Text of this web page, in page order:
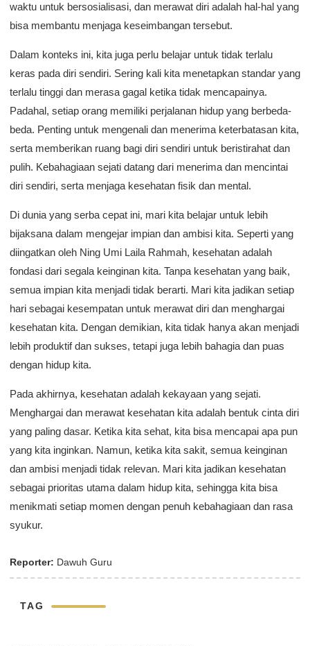
waktu untuk bersosialisasi, dan merawat diri adalah hal-hal yang
bisa membantu menjaga keseimbangan tersebut.
Dalam konteks ini, kita juga perlu belajar untuk tidak terlalu
keras pada diri sendiri. Sering kali kita menetapkan standar yang
terlalu tinggi dan merasa gagal ketika tidak mencapainya.
Padahal, setiap orang memiliki perjalanan hidup yang berbeda-
beda. Penting untuk mengenali dan menerima keterbatasan kita,
serta memberikan ruang bagi diri sendiri untuk beristirahat dan
pulih. Kebahagiaan sejati datang dari menerima dan mencintai
diri sendiri, serta menjaga kesehatan fisik dan mental.
Di dunia yang serba cepat ini, mari kita belajar untuk lebih
bijaksana dalam mengejar impian dan ambisi kita. Seperti yang
diingatkan oleh Ning Umi Laila Rahmah, kesehatan adalah
fondasi dari segala keinginan kita. Tanpa kesehatan yang baik,
semua impian kita menjadi tidak berarti. Mari kita jadikan setiap
hari sebagai kesempatan untuk merawat diri dan menghargai
kesehatan kita. Dengan demikian, kita tidak hanya akan menjadi
lebih produktif dan sukses, tetapi juga lebih bahagia dan puas
dengan hidup kita.
Pada akhirnya, kesehatan adalah kekayaan yang sejati.
Menghargai dan merawat kesehatan kita adalah bentuk cinta diri
yang paling dasar. Ketika kita sehat, kita bisa mencapai apa pun
yang kita inginkan. Namun, ketika kita sakit, semua keinginan
dan ambisi menjadi tidak relevan. Mari kita jadikan kesehatan
sebagai prioritas utama dalam hidup kita, sehingga kita bisa
menikmati setiap momen dengan penuh kebahagiaan dan rasa
syukur.
Reporter: Dawuh Guru
TAG